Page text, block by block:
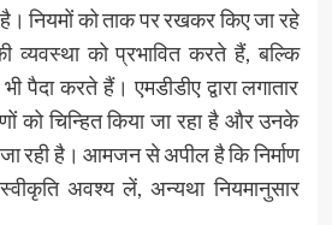
नियमों को ताक पर रखकर किए जा रहे
व्यवस्था को प्रभावित करते हैं, बल्कि
पैदा करते हैं। एमडीडीए द्वारा लगातार
को चिन्हित किया जा रहा है और उनके
जा रही है। आमजन से अपील है कि निर्माण
अवश्य लें, अन्यथा नियमानुसार